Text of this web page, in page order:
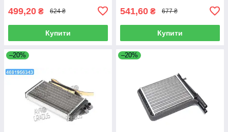
499,20 ₴ 624 ₴
Купити
541,60 ₴ 677 ₴
Купити
–20% –20%